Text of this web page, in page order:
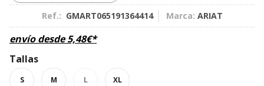
Ref.: GMART065191364414 Marca: ARIAT
envío desde5,48€*
Tallas
S M L XL